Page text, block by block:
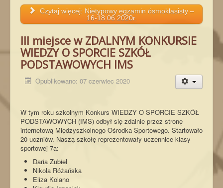
Czytaj więcej: Nietypowy egzamin ósmoklasisty –
16-18.06.2020r.
III miejsce w ZDALNYM KONKURSIE
WIEDZY O SPORCIE SZKÓŁ
PODSTAWOWYCH IMS
Opublikowano: 07 czerwiec 2020
W tym roku szkolnym Konkurs WIEDZY O SPORCIE SZKÓŁ
PODSTAWOWYCH (IMS) odbył się zdalnie przez stronę
internetową Międzyszkolnego Ośrodka Sportowego. Startowało
20 uczniów. Naszą szkołę reprezentowały uczennice klasy
sportowej 7a:
Daria Zubiel
Nikola Różańska
Eliza Kolano